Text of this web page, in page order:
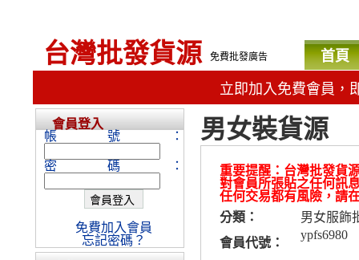
台灣批發貨源 免費批發廣告 首頁
立即加入免費會員，
男女裝貨源
重要提醒：台灣批發貨
對會員所張貼之任何訊
任何交易都有風險，請
分類：
男女服飾
會員代號：
ypfs6980
會員登入
帳號：
密碼：
免費加入會員
忘記密碼？